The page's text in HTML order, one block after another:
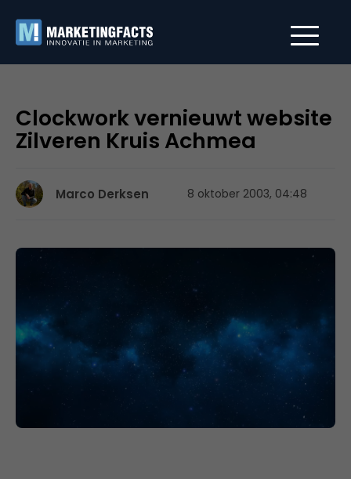
Clockwork vernieuwt website
Zilveren Kruis Achmea
Marco Derksen 8 oktober 2003, 04:48